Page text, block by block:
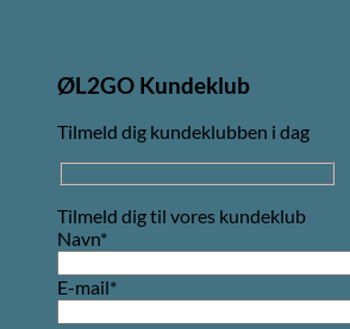
ØL2GO Kundeklub
Tilmeld dig kundeklubben i dag
Tilmeld dig til vores kundeklub
Navn*
E-mail*